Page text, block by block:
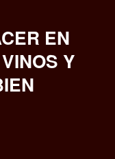
EN
Y